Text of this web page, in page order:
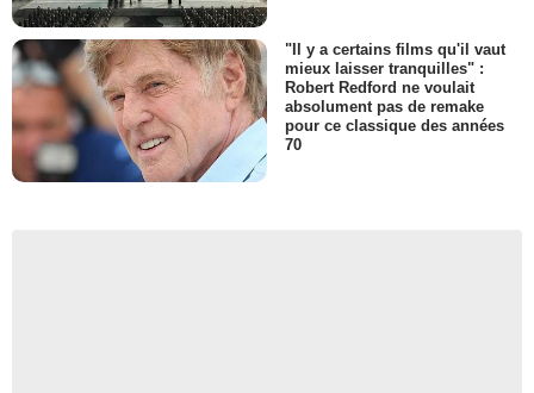
"Il y a certains films qu'il vaut
mieux laisser tranquilles" :
Robert Redford ne voulait
absolument pas de remake
pour ce classique des années
70